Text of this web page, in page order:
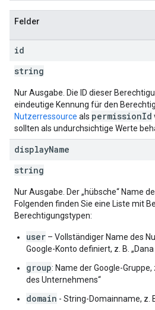
Felder
id
string
Nur Ausgabe. Die ID dieser
eindeutige Kennung für den
Nutzerressource als permissionId
sollten als undurchsichtige Werte
displayName
string
Nur Ausgabe. Der „hübsche“ Name
Folgenden finden Sie eine Liste mit
Berechtigungstypen:
user – Vollständiger Name des
Google-Konto definiert, z. B. „Dana
group: Name der Google-
des Unternehmens“
domain - String-Domainname, z.